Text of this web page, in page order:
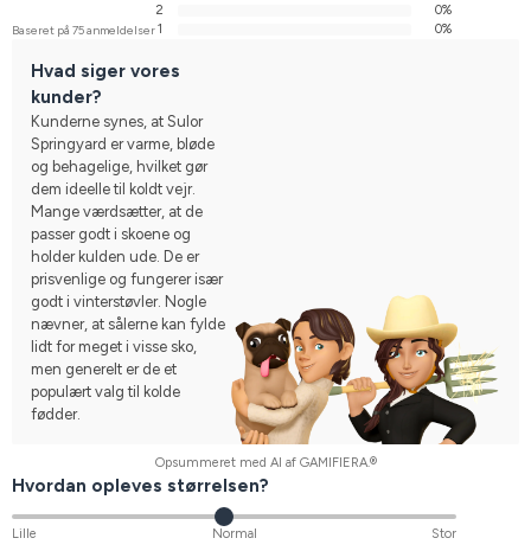
Baseret på 75 anmeldelser
2
0%
1
0%
Hvad siger vores
kunder?
Kunderne synes, at Sulor
Springyard er varme, bløde
og behagelige, hvilket gør
dem ideelle til koldt vejr.
Mange værdsætter, at de
passer godt i skoene og
holder kulden ude. De er
prisvenlige og fungerer især
godt i vinterstøvler. Nogle
nævner, at sålerne kan fylde
lidt for meget i visse sko,
men generelt er de et
populært valg til kolde
fødder.
Opsummeret med AI af GAMIFIERA.®
Hvordan opleves størrelsen?
Lille Normal Stor